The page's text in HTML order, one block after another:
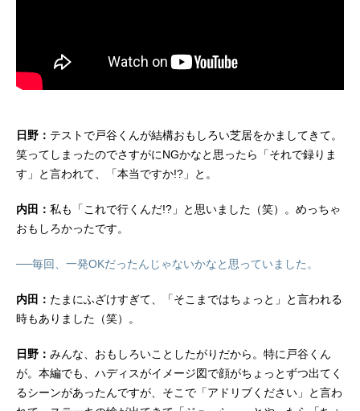
日野： テストで戸谷くんが結構おもしろい芝居をかましてきて。
笑ってしまったのでさすがにNGかなと思ったら「それで録りま
す」と言われて、「本当ですか!?」と。
内田： 私も「これで行くんだ!?」と思いました（笑）。めっちゃ
おもしろかったです。
──毎回、一発OKだったんじゃないかなと思っていました。
内田： たまにふざけすぎて、「そこまではちょっと」と言われる
時もありました（笑）。
日野： みんな、おもしろいことしたがりだから。特に戸谷くん
が。本編でも、ハディスがイメージ図で顔がちょっとずつ出てく
るシーンがあったんですが、そこで「アドリブください」と言わ